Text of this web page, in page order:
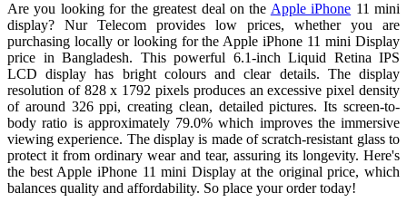
Are you looking for the greatest deal on the Apple iPhone 11 mini
display? Nur Telecom provides low prices, whether you are
purchasing locally or looking for the Apple iPhone 11 mini Display
price in Bangladesh. This powerful 6.1-inch Liquid Retina IPS
LCD display has bright colours and clear details. The display
resolution of 828 x 1792 pixels produces an excessive pixel density
of around 326 ppi, creating clean, detailed pictures. Its screen-to-
body ratio is approximately 79.0% which improves the immersive
viewing experience. The display is made of scratch-resistant glass to
protect it from ordinary wear and tear, assuring its longevity. Here's
the best Apple iPhone 11 mini Display at the original price, which
balances quality and affordability. So place your order today!